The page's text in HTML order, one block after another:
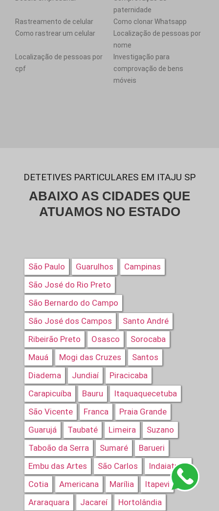
paternidade
Rastreamento de celular
Como clonar Whatsapp
Como rastrear um celular
Localização de pessoas por
nome
Localização de pessoas por
cpf
Investigação para
comprovação de bens
móveis
DETETIVES PARTICULARES EM ITAJU SP
ABAIXO AS CIDADES QUE
ATUAMOS NO ESTADO
São Paulo Guarulhos
Campinas
São José do Rio Preto
São Bernardo do Campo
São José dos Campos
Santo André
Ribeirão Preto
Osasco
Sorocaba
Mauá
Mogi das Cruzes
Santos
Diadema
Jundiaí
Piracicaba
Carapicuíba
Bauru
Itaquaquecetuba
São Vicente
Franca
Praia Grande
Guarujá
Taubaté Limeira
Suzano
Taboão da Serra
Sumaré
Barueri
Embu das Artes
São Carlos
Indaiatuba
Cotia
Americana Marília
Itapevi
Araraquara
Jacareí Hortolândia